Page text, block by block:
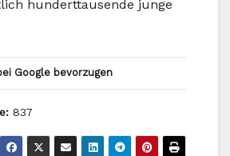
hunderttausende junge
Google bevorzugen
837